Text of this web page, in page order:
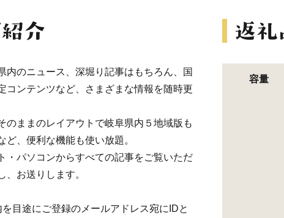
内のニュース、深堀り記事はもちろん、国
コンテンツなど、さまざまな情報を随時更
のままのレイアウトで岐阜県内５地域版も
、便利な機能も使い放題。
・パソコンからすべての記事をご覧いただ
、お送りします。
目途にご登録のメールアドレス宛にIDと
容量